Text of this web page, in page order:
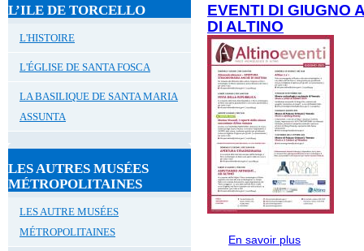
L’ILE DE TORCELLO
L'HISTOIRE
L'ÉGLISE DE SANTA FOSCA
LA BASILIQUE DE SANTA MARIA
ASSUNTA
LES AUTRES MUSÉES
MÉTROPOLITAINES
LES AUTRE MUSÉES
MÉTROPOLITAINES
STORIA A
EVENTI DI GIUGNO
DI ALTINO
En savoir plus